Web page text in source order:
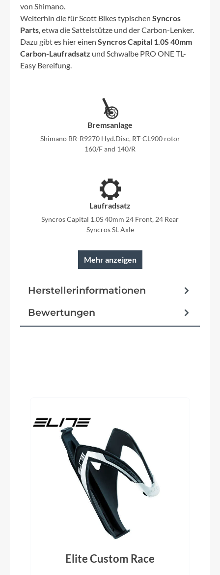
von Shimano.
Weiterhin die für Scott Bikes typischen Syncros
Parts, etwa die Sattelstütze und der Carbon-Lenker.
Dazu gibt es hier einen Syncros Capital 1.0S 40mm
Carbon-Laufradsatz und Schwalbe PRO ONE TL-
Easy Bereifung.
Bremsanlage
Shimano BR-R9270 Hyd.Disc, RT-CL900 rotor
160/F and 140/R
Laufradsatz
Syncros Capital 1.0S 40mm 24 Front, 24 Rear
Syncros SL Axle
Rahmen
Replaceable Derailleur Hanger Internal cable
Schalt-/ Bremsgriffeinheit
Shimano Dura-Ace ST-R9270 Dual control 24
Speed Electronic Shift System
Rahmentyp
Rennrad
Modelljahr
Mehr anzeigen
Herstellerinformationen
Bewertungen
Elite Custom Race